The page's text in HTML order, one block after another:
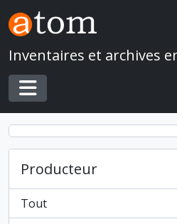
Skip to main content
Inventaires et archives
Toggle navigation
Producteur
Tout